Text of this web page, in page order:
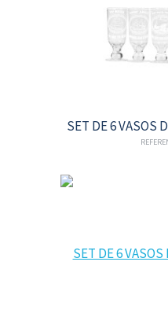
SET DE 6 VASOS